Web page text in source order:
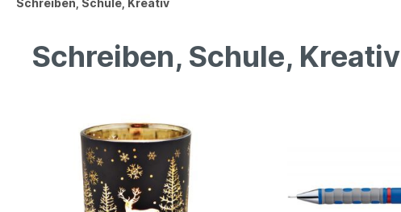
Schreiben, Schule, Kreativ
Schreiben, Schule, Kreativ